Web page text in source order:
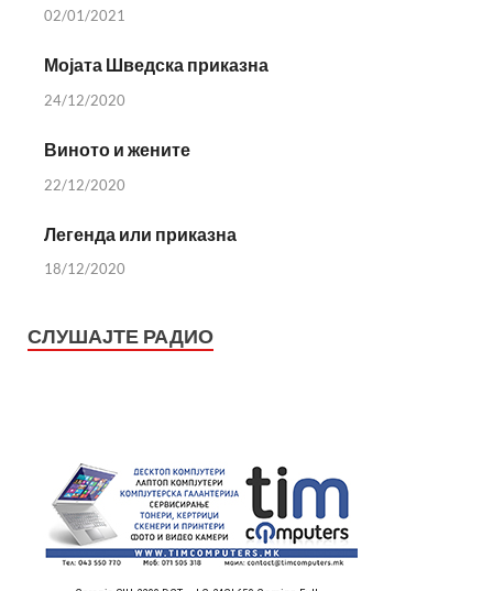
02/01/2021
Мојата Шведска приказна
24/12/2020
Виното и жените
22/12/2020
Легенда или приказна
18/12/2020
СЛУШАЈТЕ РАДИО